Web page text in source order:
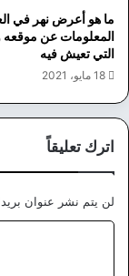
ما هو أعرض نهر في
المعلومات عن موقعه
التي تعيش فيه
18 مايو، 2021
اترك تعليقاً
لن يتم نشر عنوان